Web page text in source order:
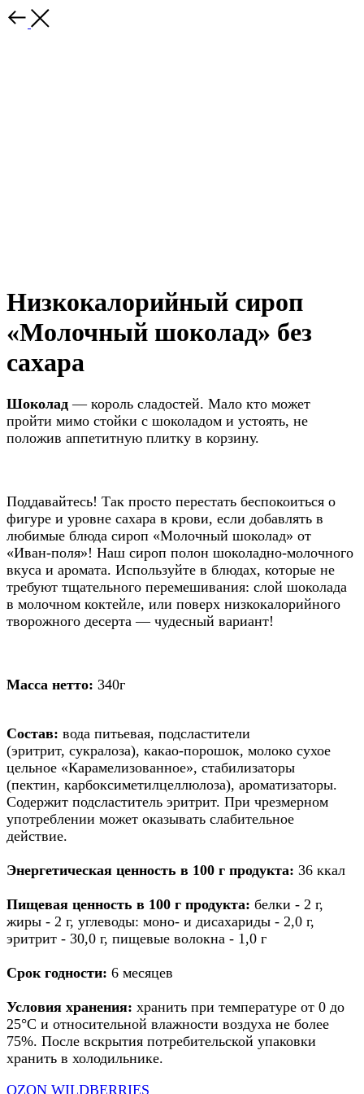
Низкокалорийный сироп
«Молочный шоколад» без
сахара
Шоколад— король сладостей. Мало кто может
пройти мимо стойки с шоколадом и устоять, не
положив аппетитную плитку в корзину.
Поддавайтесь! Так просто перестать беспокоиться о
фигуре и уровне сахара в крови, если добавлять в
любимые блюда сироп «Молочный шоколад» от
«Иван-поля»! Наш сироп полон шоколадно-молочного
вкуса и аромата. Используйте в блюдах, которые не
требуют тщательного перемешивания: слой шоколада
в молочном коктейле, или поверх низкокалорийного
творожного десерта — чудесный вариант!
Масса нетто: 340г
Состав: вода питьевая, подсластители
(эритрит, сукралоза), какао-порошок, молоко сухое
цельное «Карамелизованное», стабилизаторы
(пектин, карбоксиметилцеллюлоза), ароматизаторы.
Содержит подсластитель эритрит. При чрезмерном
употреблении может оказывать слабительное
действие.
Энергетическая ценность в 100 г продукта: 36 ккал
Пищевая ценность в 100 г продукта: белки - 2 г,
жиры - 2 г, углеводы: моно- и дисахариды - 2,0 г,
эритрит - 30,0 г, пищевые волокна - 1,0 г
Срок годности: 6 месяцев
Условия хранения: хранить при температуре от 0 до
25°C и относительной влажности воздуха не более
75%. После вскрытия потребительской упаковки
хранить в холодильнике.
OZON WILDBERRIES